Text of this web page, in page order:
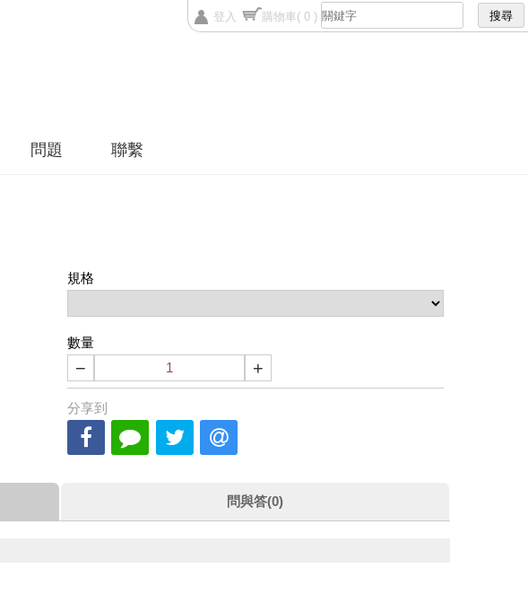
登入 購物車( 0 )
問題 聯繫
規格
數量
− +
分享到
問與答(0)